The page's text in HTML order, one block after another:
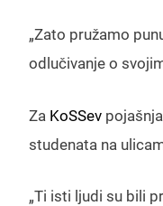
„Zato pružamo
odlučivanje o
Za KoSSev
studenata na
„Ti isti ljudi su bili